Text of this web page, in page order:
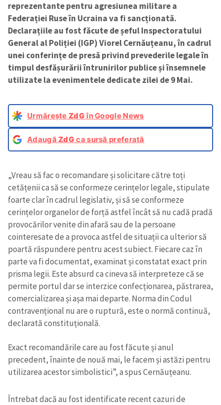
reprezentante pentru agresiunea militare a
Federației Ruse în Ucraina va fi sancționată.
Declarațiile au fost făcute de șeful Inspectoratului
General al Poliției (IGP) Viorel Cernăuțeanu, în cadrul
unei conferințe de presă privind prevederile legale în
timpul desfășurării întrunirilor publice și însemnele
utilizate la evenimentele dedicate zilei de 9 Mai.
Urmărește ZdGîn Google News
AdaugăZdG ca sursă preferată
„Vreau să fac o recomandare și solicitare către toți
cetățenii ca să se conformeze cerințelor legale, stipulate
foarte clar în cadrul legislativ, și să se conformeze
cerințelor organelor de forță astfel încât să nu cadă pradă
provocărilor venite din afară sau de la persoane
cointeresate de a provoca astfel de situații ca ulterior să
poartă răspundere pentru acest subiect. Fiecare caz în
parte va fi documentat, examinat și constatat exact prin
prisma legii. Este absurd ca cineva să interpreteze că se
permite portul dar se interzice confecționarea, păstrarea,
comercializarea și așa mai departe. Norma din Codul
contravențional nu are o ruptură, este o normă continuă,
declarată constituțională.
Exact recomandările care au fost făcute și anul
precedent, înainte de nouă mai, le facem și astăzi pentru
utilizarea acestor simbolistici”, a spus Cernăuțeanu.
Întrebat dacă au fost identificate recent cazuri de